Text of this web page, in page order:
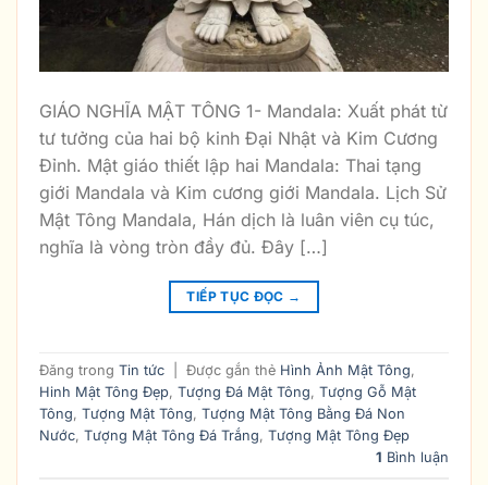
GIÁO NGHĨA MẬT TÔNG 1- Mandala: Xuất phát từ
tư tưởng của hai bộ kinh Đại Nhật và Kim Cương
Đỉnh. Mật giáo thiết lập hai Mandala: Thai tạng
giới Mandala và Kim cương giới Mandala. Lịch Sử
Mật Tông Mandala, Hán dịch là luân viên cụ túc,
nghĩa là vòng tròn đầy đủ. Đây […]
TIẾP TỤC ĐỌC →
Đăng trong Tin tức Được gắn thẻ Hình Ảnh Mật Tông,
Hinh Mật Tông Đẹp, Tượng Đá Mật Tông, Tượng Gỗ Mật
Tông, Tượng Mật Tông, Tượng Mật Tông Bằng Đá Non
Nước, Tượng Mật Tông Đá Trắng, Tượng Mật Tông Đẹp
1 Bình luận